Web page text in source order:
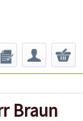
Braun